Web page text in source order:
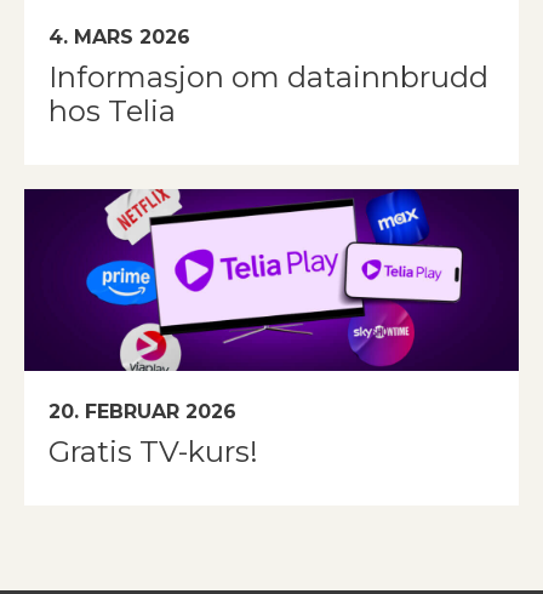
4. MARS 2026
Informasjon om datainnbrudd
hos Telia
20. FEBRUAR 2026
Gratis TV-kurs!